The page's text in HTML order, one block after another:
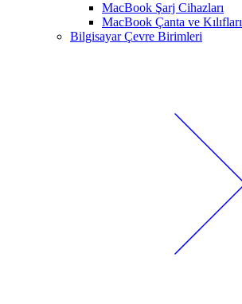
MacBook Şarj Cihazları
MacBook Çanta ve Kılıfları
Bilgisayar Çevre Birimleri